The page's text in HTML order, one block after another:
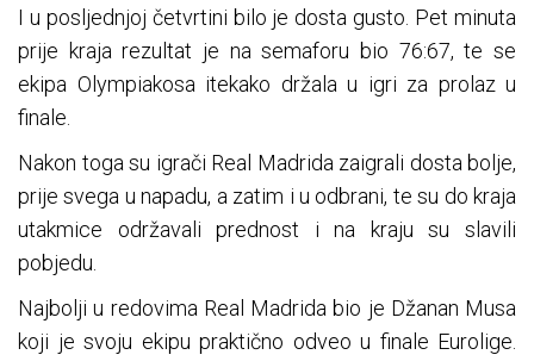
I u posljednjoj četvrtini bilo je dosta gusto. Pet minuta
prije kraja rezultat je na semaforu bio 76:67, te se
ekipa Olympiakosa itekako držala u igri za prolaz u
finale.
Nakon toga su igrači Real Madrida zaigrali dosta bolje,
prije svega u napadu, a zatim i u odbrani, te su do kraja
utakmice održavali prednost i na kraju su slavili
pobjedu.
Najbolji u redovima Real Madrida bio je Džanan Musa
koji je svoju ekipu praktično odveo u finale Eurolige.